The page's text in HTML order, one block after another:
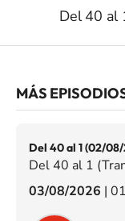
Del 40 al
MÁS
Del 40 al 1 (02/
Del 40 al 1
03/08/2026 |